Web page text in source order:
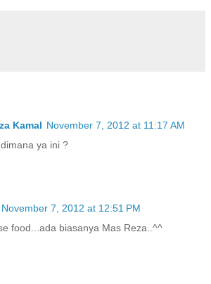
Kamal November 7, 2012 at 11:17 AM
ya ini ?
November 7, 2012 at 12:51 PM
food...ada biasanya Mas Reza..^^